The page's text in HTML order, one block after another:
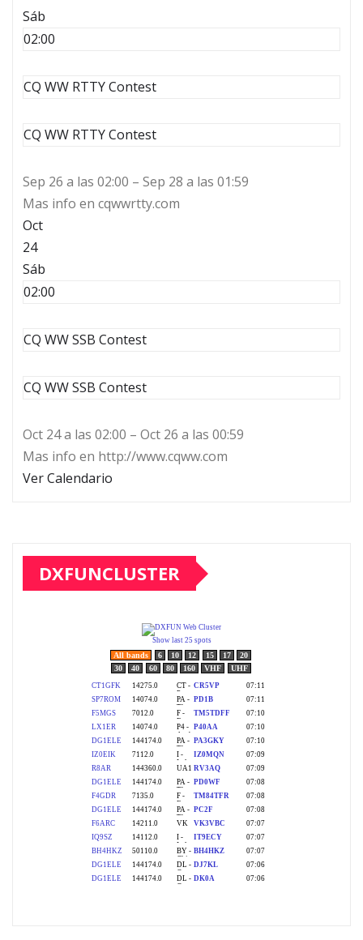
Sáb
02:00
CQ WW RTTY Contest
CQ WW RTTY Contest
Sep 26 a las 02:00 – Sep 28 a las 01:59
Mas info en cqwwrtty.com
Oct
24
Sáb
02:00
CQ WW SSB Contest
CQ WW SSB Contest
Oct 24 a las 02:00 – Oct 26 a las 00:59
Mas info en http://www.cqww.com
Ver Calendario
DXFUNCLUSTER